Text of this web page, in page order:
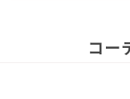
コー